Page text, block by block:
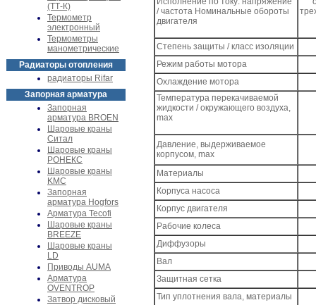
(ТТ-К)
Термометр
электронный
Термометры
манометрические
Радиаторы отопления
радиаторы Rifar
Запорная арматура
Запорная
арматура BROEN
Шаровые краны
Ситал
Шаровые краны
РОНЕКС
Шаровые краны
KMC
Запорная
арматура Hogfors
Арматура Tecofi
Шаровые краны
BREEZE
Шаровые краны
LD
Приводы AUMA
Арматура
OVENTROP
Затвор дисковый
/ частота Номинальные обороты
двигателя
Степень защиты / класс изоляции
Режим работы мотора
Охлаждение мотора
Температура перекачиваемой
жидкости / окружающего воздуха,
max
Давление, выдерживаемое
корпусом, max
Материалы
Корпуса насоса
Корпус двигателя
Рабочие колеса
Диффузоры
Вал
Защитная сетка
Тип уплотнения вала, материалы